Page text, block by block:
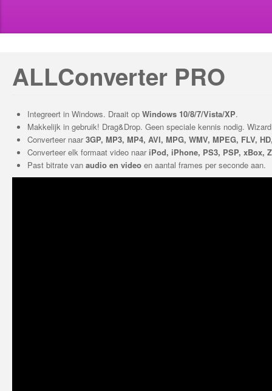
ALLConverter PRO
Integreert in Windows. Draait op Windows 10/8/7/Vista/XP.
Makkelijk in gebruik! Drag&Drop. Geen speciale kennis nodig.
Converteer naar3GP, MP3, MP4, AVI, MPG, WMV, MPEG, FLV,
Converteer elk formaat video naar iPod, iPhone, PS3, PSP, xBox,
Past bitrate van audio en video en aantal frames per seconde aan.